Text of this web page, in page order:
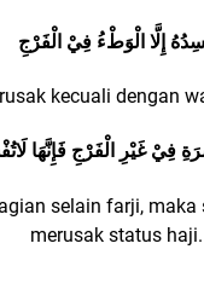
kecuali dengan
فِيْ غَيْرِ الْفَرْجِ فَإِنَّهَا
selain farji,
merusak status haji.